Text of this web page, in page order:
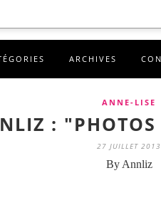
ARCHIVES
ANNE-LISE
:
27 JUILLET 2013
By Annliz